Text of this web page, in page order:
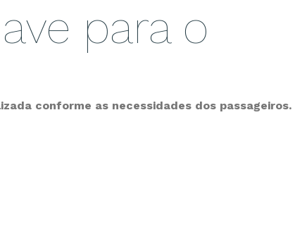
para o
conforme as necessidades dos passageiros.